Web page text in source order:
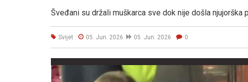
Šveđani su držali muškarca sve dok nije došla njujorška
Svijet 05. Jun. 2026 05. Jun. 2026 0